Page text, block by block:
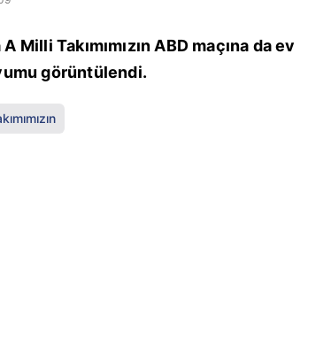
Milli Takımımızın ABD maçına da ev
görüntülendi.